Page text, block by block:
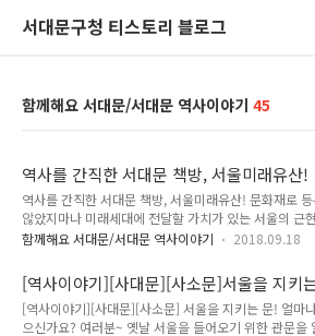
서대문구청 티스토리 블로그
함께해요 서대문/서대문 역사이야기 45
역사를 간직한 서대문 책방, 서울미래유산!
역사를 간직한 서대문 책방, 서울미래유산! 문화재로 등
않았지마나 미래세대에 전달할 가치가 있는 서울의 근
유산을 서울시에서 '서울미래유산'으로 선정해 보존합니
으로 개업하여 2대째 가업을 이어오고 있는 서점이다. 2
촌역 3번 출구 바로 앞에 있어, 신촌을 상징하는 랜드 마
랫동안 시민들의 사랑을 받아온 만남의 공간이기도 하
년 행상에서 헌책을 판매하는 것에서 시작하여, 1958년
함께해요 서대문/서대문 역사이야기 2018.09.18
[역사이야기][사대문][사소문]서울을 지키
얼마나 알고 있으신가요?
[역사이야기][사대문][사소문] 서울을 지키는 문! 얼마
으신가요? 여러분~ 옛날 서울을 들어오기 위한 관문을